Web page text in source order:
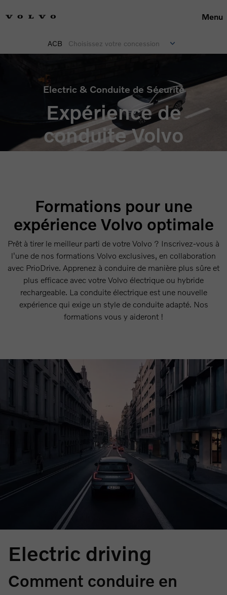
Menu
ACB Choisissez votre concession
Electric & Conduite de Sécurité
Expérience de
conduite Volvo
Formations pour une
expérience Volvo optimale
Prêt à tirer le meilleur parti de votre Volvo ? Inscrivez-vous à
l'une de nos formations Volvo exclusives, en collaboration
avec PrioDrive. Apprenez à conduire de manière plus sûre et
plus efficace avec votre Volvo électrique ou hybride
rechargeable. La conduite électrique est une nouvelle
expérience qui exige un style de conduite adapté. Nos
formations vous y aideront !
Electric driving
Comment conduire en